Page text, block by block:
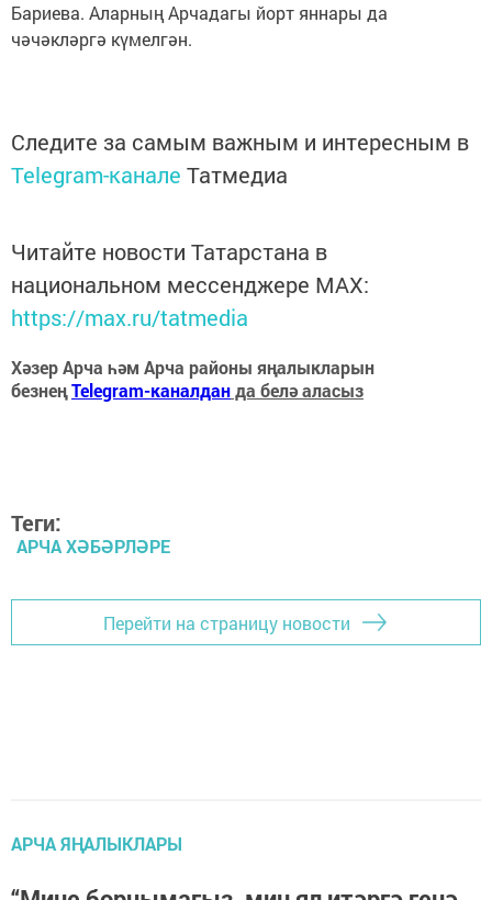
Бариева. Аларның Арчадагы йорт яннары да
чәчәкләргә күмелгән.
Следите за самым важным и интересным в
Telegram-канале Татмедиа
Читайте новости Татарстана в
национальном мессенджере MАХ:
https://max.ru/tatmedia
Хәзер Арча һәм Арча районы яңалыкларын
безнеңTelegram-каналданда белә аласыз
Теги:
АРЧА ХӘБӘРЛӘРЕ
Перейти на страницу новости
АРЧА ЯҢАЛЫКЛАРЫ